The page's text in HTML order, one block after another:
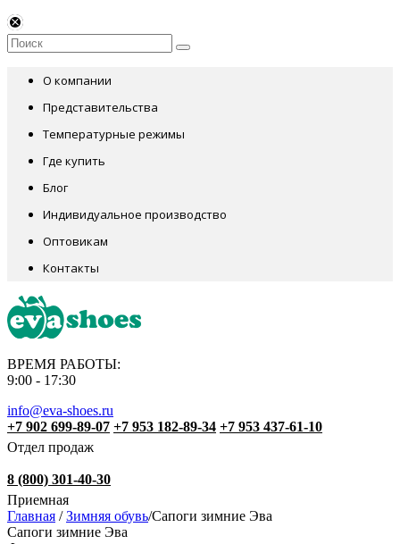
О компании
Представительства
Температурные режимы
Где купить
Блог
Индивидуальное производство
Оптовикам
Контакты
ВРЕМЯ РАБОТЫ:
9:00 - 17:30
info@eva-shoes.ru
+7 902 699-89-07 +7 953 182-89-34 +7 953 437-61-10
Отдел продаж
8 (800) 301-40-30
Приемная
Главная / Зимняя обувь/Сапоги зимние Эва
Сапоги зимние Эва